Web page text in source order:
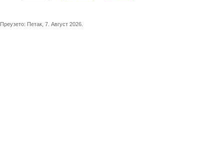
Преузето: Петак, 7. Август 2026.